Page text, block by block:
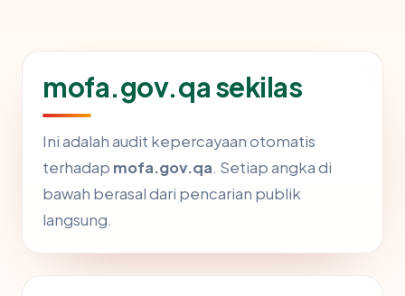
mofa.gov.qa sekilas
Ini adalah audit kepercayaan otomatis
terhadap mofa.gov.qa. Setiap angka di
bawah berasal dari pencarian publik
langsung.